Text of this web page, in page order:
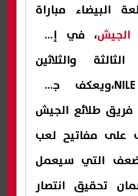
البيضاء مباراة
الجيش، في إطار
والثلاثين
ويعكف جهاز
طلائع الجيش
على مفاتيح لعب
التي سيعمل
تحقيق انتصار